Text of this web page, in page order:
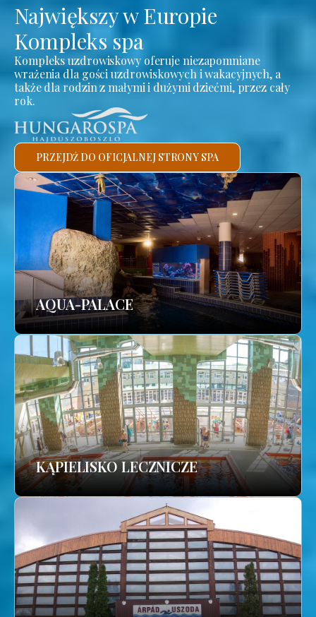
Największy w Europie
Kompleks spa
Kompleks uzdrowiskowy oferuje niezapomniane
wrażenia dla gości uzdrowiskowych i wakacyjnych, a
także dla rodzin z małymi i dużymi dziećmi, przez cały
rok.
PRZEJDŹ DO OFICJALNEJ STRONY SPA
AQUA-PALACE
KĄPIELISKO LECZNICZE